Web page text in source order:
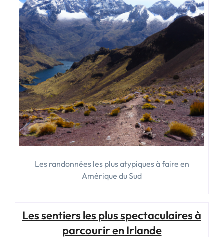
Les randonnées les plus atypiques à faire en
Amérique du Sud
Les sentiers les plus spectaculaires à
parcourir en Irlande